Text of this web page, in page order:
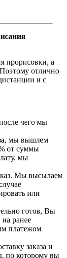
прорисовки, а
Поэтому отлично
и с
чего мы
мы вышлем
от суммы
мы
Мы высылаем
или
готов, Вы
ранее
платежом
заказа и
по которому вы